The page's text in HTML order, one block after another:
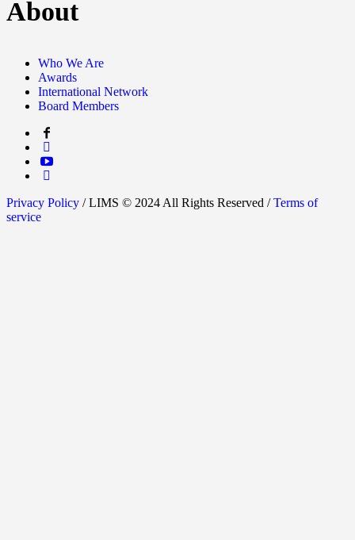
About
Who We Are
Awards
International Network
Board Members
Privacy Policy / LIMS © 2024 All Rights Reserved /Terms of
service